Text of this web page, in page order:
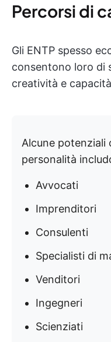
Percorsi di
Gli ENTP spesso
consentono loro di
creatività e
Alcune potenziali
personalità
Avvocati
Imprenditori
Consulenti
Specialisti di
Venditori
Ingegneri
Scienziati